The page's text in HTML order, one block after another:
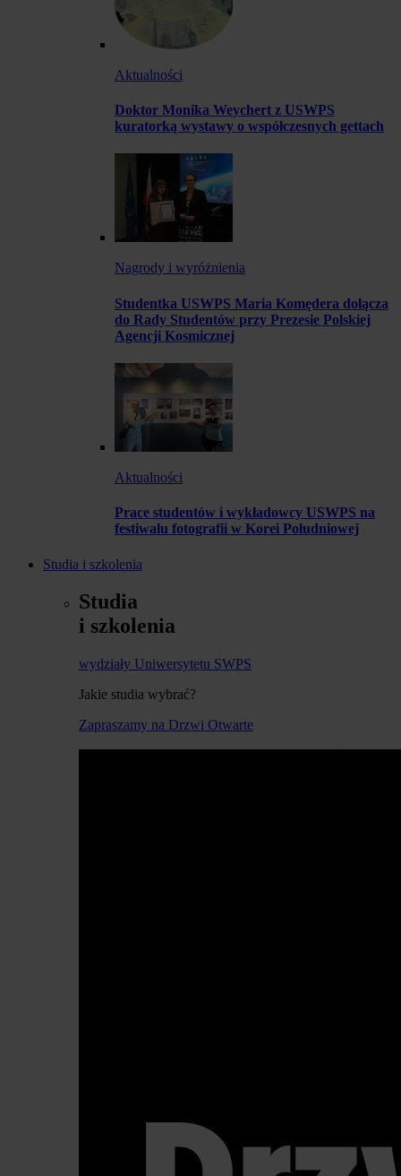
Aktualności
Doktor Monika Weychert z USWPS
kuratorką wystawy o współczesnych gettach
Nagrody i wyróżnienia
Studentka USWPS Maria Komędera dołącza
do Rady Studentów przy Prezesie Polskiej
Agencji Kosmicznej
Aktualności
Prace studentów i wykładowcy USWPS na
festiwalu fotografii w Korei Południowej
Studia i szkolenia
Studia
i szkolenia
wydziały Uniwersytetu SWPS
Jakie studia wybrać?
Zapraszamy na Drzwi Otwarte